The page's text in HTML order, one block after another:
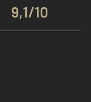
9,1/10